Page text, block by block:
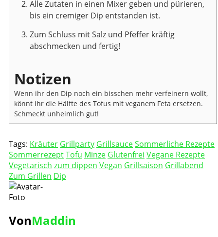
Alle Zutaten in einen Mixer geben und pürieren,
bis ein cremiger Dip entstanden ist.
Zum Schluss mit Salz und Pfeffer kräftig
abschmecken und fertig!
Notizen
Wenn ihr den Dip noch ein bisschen mehr verfeinern wollt,
könnt ihr die Hälfte des Tofus mit veganem Feta ersetzen.
Schmeckt unheimlich gut!
Tags: Kräuter Grillparty GrillsauceSommerliche Rezepte
SommerrezeptTofu Minze Glutenfrei Vegane Rezepte
Vegetarisch zum dippen Vegan Grillsaison Grillabend
Zum Grillen Dip
VonMaddin